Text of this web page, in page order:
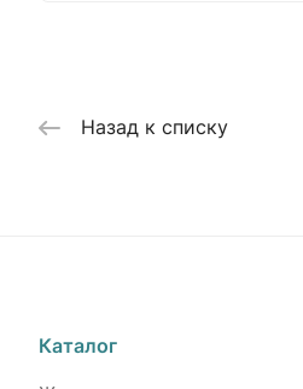
Назад к списку
Каталог